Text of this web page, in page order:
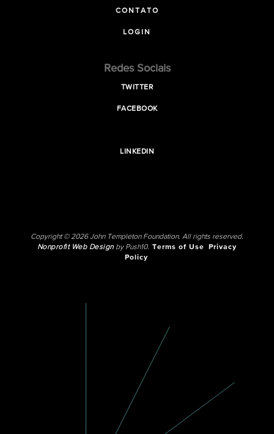
CONTATO
LOGIN
Redes Sociais
TWITTER
FACEBOOK
LINKEDIN
Copyright © 2026 John Templeton Foundation. All rights reserved.
Nonprofit Web Designby Push10. Terms of Use
Privacy
Policy